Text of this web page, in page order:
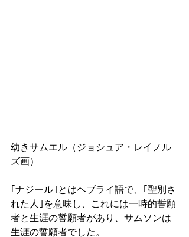
幼きサムエル（ジョシュア・レイノル
ズ画）
｢ナジール｣とはヘブライ語で、｢聖別さ
れた人｣を意味し、これには一時的誓願
者と生涯の誓願者があり、サムソンは
生涯の誓願者でした。